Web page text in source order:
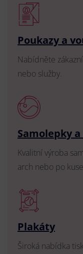
Poukazy a
Nabídněte
nebo služby.
Samolepky
Kvalitní výroba
arch nebo po
Plakáty
Široká nabídka